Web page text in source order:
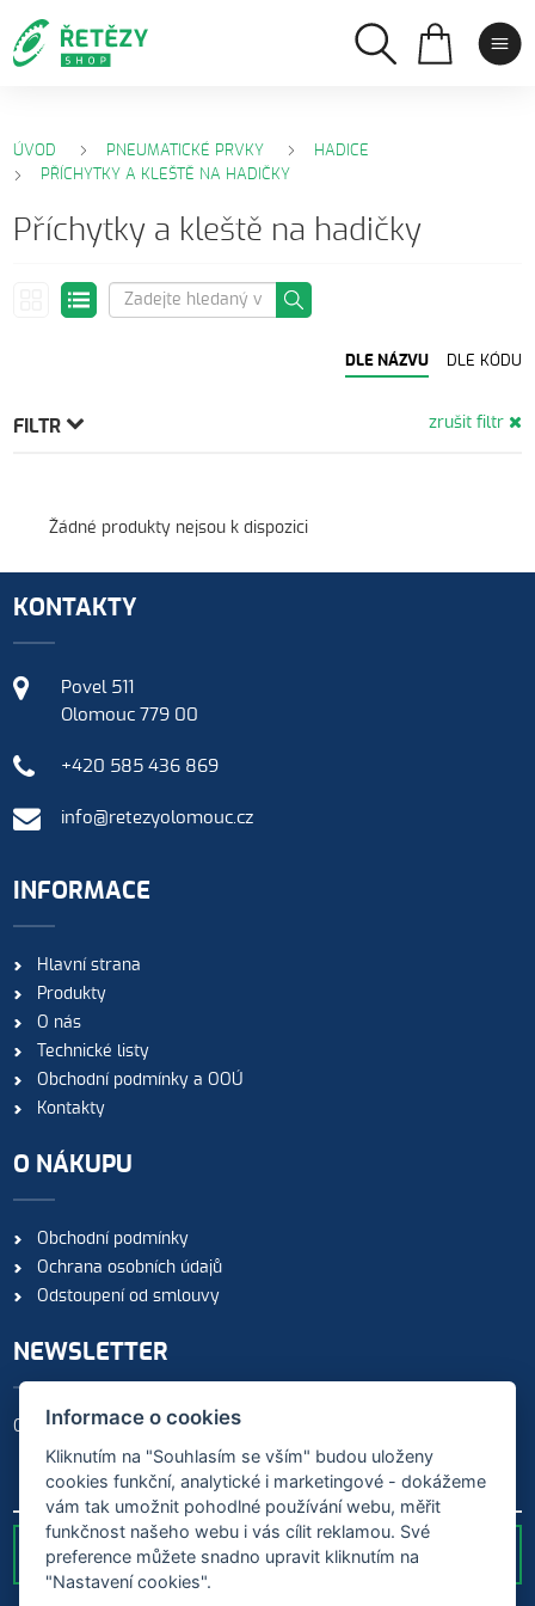
ÚVOD PNEUMATICKÉ PRVKY
HADICE
PŘÍCHYTKY A KLEŠTĚ NA HADIČKY
Příchytky a kleště na hadičky
DLE NÁZVU DLE KÓDU
FILTR zrušit filtr
Žádné produkty nejsou k dispozici
KONTAKTY
Povel 511
Olomouc 779 00
+420 585 436 869
info@retezyolomouc.cz
INFORMACE
Hlavní strana
Produkty
O nás
Technické listy
Obchodní podmínky a OOÚ
Kontakty
O NÁKUPU
Obchodní podmínky
Ochrana osobních údajů
Odstoupení od smlouvy
NEWSLETTER
Odebírejte naše novinky
ODESLAT
Informace o cookies
Kliknutím na "Souhlasím se vším" budou uloženy
cookies funkční, analytické i marketingové - dokážeme
vám tak umožnit pohodlné používání webu, měřit
funkčnost našeho webu i vás cílit reklamou. Své
preference můžete snadno upravit kliknutím na
"Nastavení cookies".